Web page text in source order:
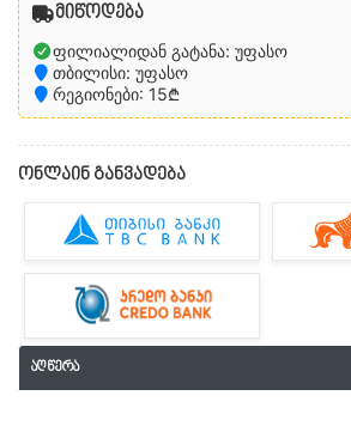
მიწოდება
ფილიალიდან გატანა: უფასო
თბილისი: უფასო
რეგიონები: 15₾
ონლაინ განვადება
აღწერა